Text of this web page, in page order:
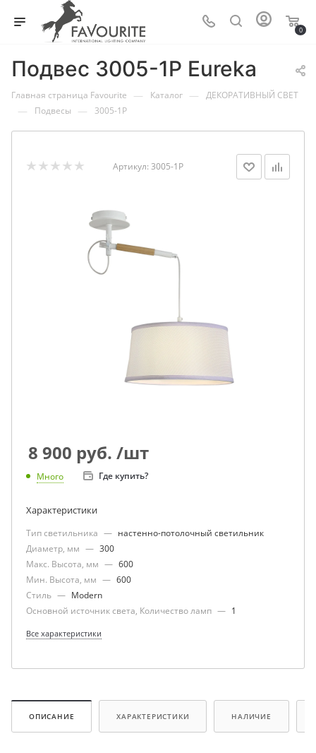
0
Подвес 3005-1P Eureka
Главная страница Favourite — Каталог — ДЕКОРАТИВНЫЙ СВЕТ
— Подвесы — 3005-1P
Артикул: 3005-1P
8 900 руб. /шт
Много Где купить?
Характеристики
Тип светильника — настенно-потолочный светильник
Диаметр, мм — 300
Макс. Высота, мм — 600
Мин. Высота, мм — 600
Стиль — Modern
Основной источник света, Количество ламп — 1
Все характеристики
ОПИСАНИЕ ХАРАКТЕРИСТИКИ НАЛИЧИЕ